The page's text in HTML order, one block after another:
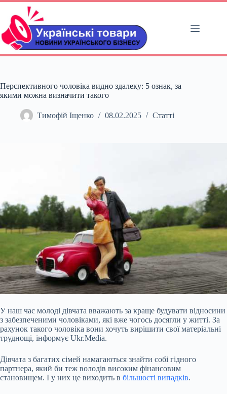
Перейти
вмісту
Перспективного чоловіка видно здалеку: 5 ознак, за
якими можна визначити такого
Тимофій Іщенко 08.02.2025 Статті
У наш час молоді дівчата вважають за краще будувати відносини
з забезпеченими чоловіками, які вже чогось досягли у житті. За
рахунок такого чоловіка вони хочуть вирішити свої матеріальні
труднощі, інформує Ukr.Media.
Дівчата з багатих сімей намагаються знайти собі гідного
партнера, який би теж володів високим фінансовим
становищем. І у них це виходить в більшості випадків.